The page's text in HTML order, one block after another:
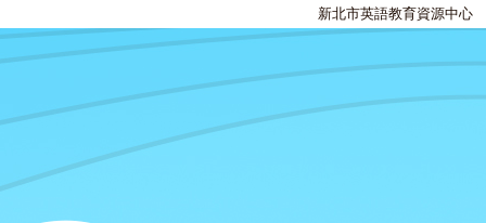
新北市英語教育資源中心